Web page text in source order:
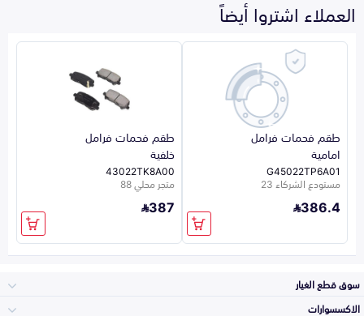
العملاء اشتروا أيضاً
طقم فحمات فرامل
امامية
G45022TP6A01
مستودع الشركاء 23
386.4
طقم فحمات فرامل
خلفية
43022TK8A00
متجر محلي 88
387
سوق قطع الغيار
الاكسسوارات